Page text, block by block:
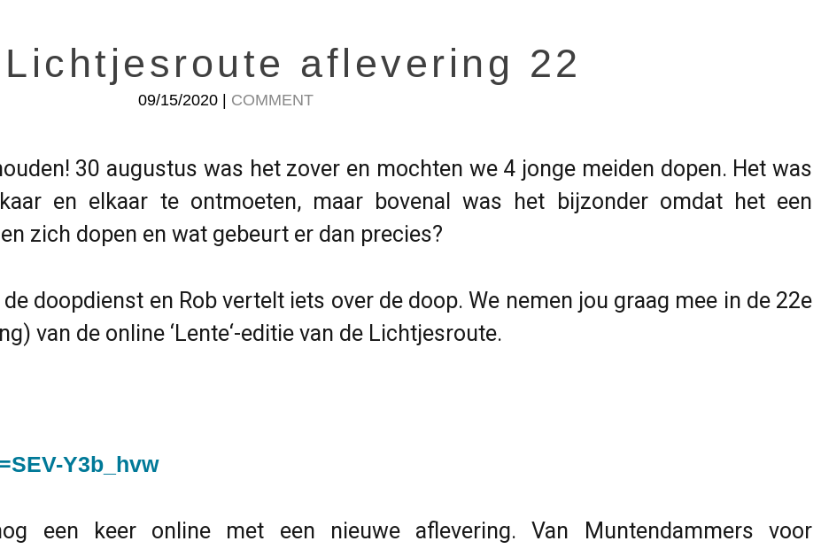
aflevering 22
09/15/2020 | COMMENT
30 augustus was het zover en mochten we 4 jonge meiden dopen. Het was
en elkaar te ontmoeten, maar bovenal was het bijzonder omdat het een
zich dopen en wat gebeurt er dan precies?
doopdienst en Rob vertelt iets over de doop. We nemen jou graag mee in de 22e
van de online ‘Lente‘-editie van de Lichtjesroute.
Y3b_hvw
een keer online met een nieuwe aflevering. Van Muntendammers voor